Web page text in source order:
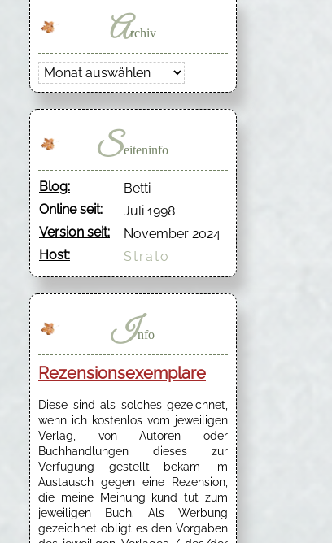
Archiv
Archiv
Seiteninfo
Blog:
Betti
Online seit:
Juli 1998
Version seit:
November 2024
Host:
Strato
Info
Rezensionsexemplare
Diese sind als solches gezeichnet,
wenn ich kostenlos vom jeweiligen
Verlag, von Autoren oder
Buchhandlungen dieses zur
Verfügung gestellt bekam im
Austausch gegen eine Rezension,
die meine Meinung kund tut zum
jeweiligen Buch. Als Werbung
gezeichnet obligt es den Vorgaben